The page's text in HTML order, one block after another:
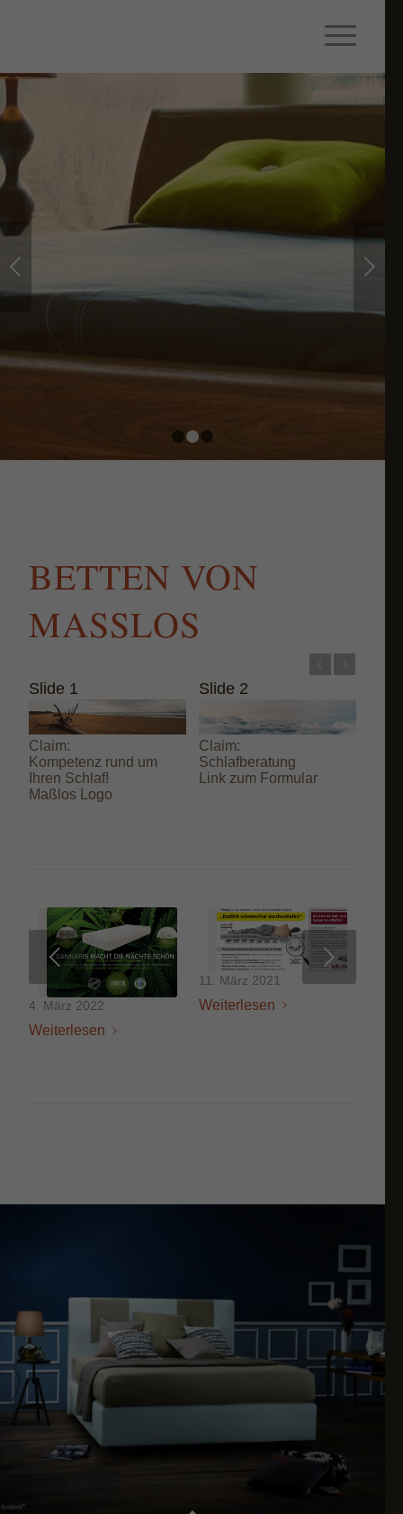
BETTEN VON
MASSLOS
Slide 1
Claim:
Kompetenz rund um
Ihren Schlaf!
Maßlos Logo
Slide 2
Claim:
Schlafberatung
Link zum Formular
4. März 2022
Weiterlesen
11. März 2021
Weiterlesen
Weiter